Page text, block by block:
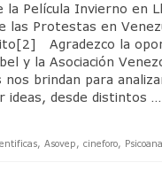
– Hater
– El Silencio de Otros
– las 50 Sombras de
la Película Invierno en
las Protestas en
Agradezco la
y la Asociación
nos brindan para
ideas, desde distintos …
, Asovep, cineforo,